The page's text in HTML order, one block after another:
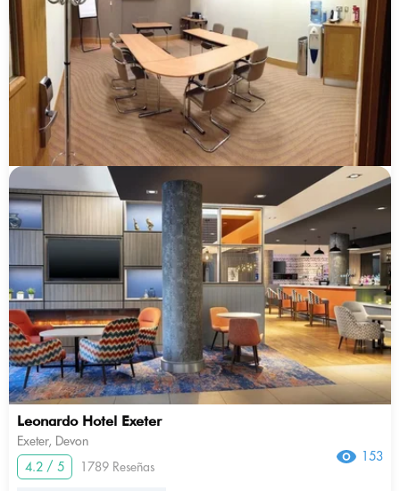
Leonardo Hotel Exeter
Exeter, Devon
4.2 / 5
1789 Reseñas
153